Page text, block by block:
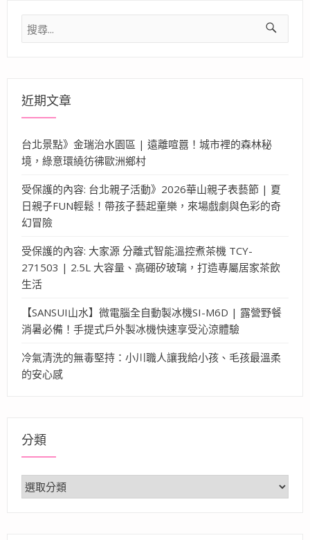
搜
尋
近期文章
台北景點》金瑞治水園區 | 遠離喧囂！城市裡的森林秘
境，綠意環繞彷彿歐洲鄉村
受保護的內容: 台北親子活動》2026華山親子表藝節 | 夏
日親子FUN輕鬆！帶孩子藝起童樂，來場戲劇與色彩的奇
幻冒險
受保護的內容: 大家源 分離式智能溫控煮茶機 TCY-
271503 | 2.5L 大容量、高硼矽玻璃，打造專屬居家茶飲
生活
【SANSUI山水】微電腦全自動製冰機SI-M6D | 露營野餐
消暑必備！手提式戶外製冰機快速享受沁涼體驗
冷氣清洗的無毒堅持：小川職人讓我給小孩、毛孩最溫柔
的安心感
分類
分
類